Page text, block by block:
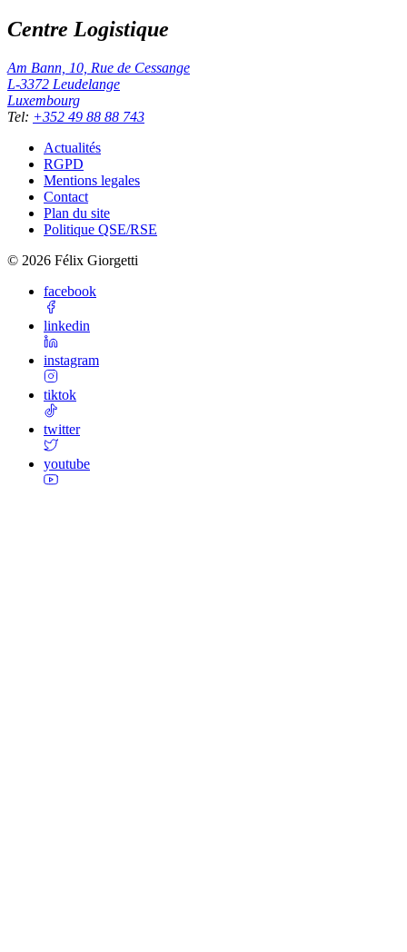
Centre Logistique
Am Bann, 10, Rue de Cessange
L-3372 Leudelange
Luxembourg
Tel: +352 49 88 88 743
Actualités
RGPD
Mentions legales
Contact
Plan du site
Politique QSE/RSE
© 2026 Félix Giorgetti
facebook
linkedin
instagram
tiktok
twitter
youtube